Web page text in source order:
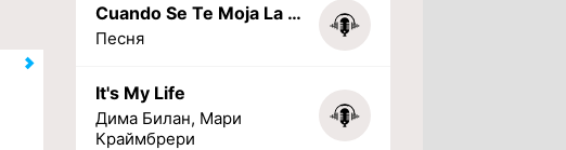
Cuando Se Te Moja La Tarea (PHONK) (Slowed + Reverbed)
Песня
It's My Life
Дима Билан, Мари
Краймбрери